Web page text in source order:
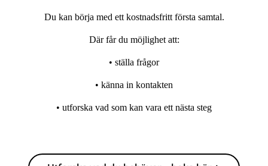
Du kan börja med ett kostnadsfritt första samtal.
Där får du möjlighet att:
• ställa frågor
• känna in kontakten
• utforska vad som kan vara ett nästa steg